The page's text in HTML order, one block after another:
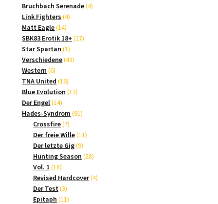
Produkte
Bruchbach Serenade 44
Link Fighters 44
Matt Eagle 1414
Produkte
SBK83 Erotik 18+ 2727
Star Spartan 11
Produkt
Verschiedene 4343
Western 66
Produkte
TNA United 1616
Produkte
Blue Evolution 1313
Der Engel 1414
Produkte
Hades-Syndrom 9191
Crossfire 77
Produkte
Der freie Wille 1111
Der letzte Gig 99
Produkte
Hunting Season 2828
Vol. 1 1818
Produkte
Revised Hardcover 44
Der Test 33
Produkte
Epitaph 1111